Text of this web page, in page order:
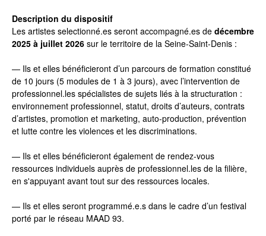
Description du dispositif
Les artistes selectionné.es seront accompagné.es de décembre
2025 à juillet 2026 sur le territoire de la Seine-Saint-Denis :
— Ils et elles bénéficieront d’un parcours de formation constitué
de 10 jours (5 modules de 1 à 3 jours), avec l’intervention de
professionnel.les spécialistes de sujets liés à la structuration :
environnement professionnel, statut, droits d’auteurs, contrats
d’artistes, promotion et marketing, auto-production, prévention
et lutte contre les violences et les discriminations.
— Ils et elles bénéficieront également de rendez-vous
ressources individuels auprès de professionnel.les de la filière,
en s'appuyant avant tout sur des ressources locales.
— Ils et elles seront programmé.e.s dans le cadre d’un festival
porté par le réseau MAAD 93.